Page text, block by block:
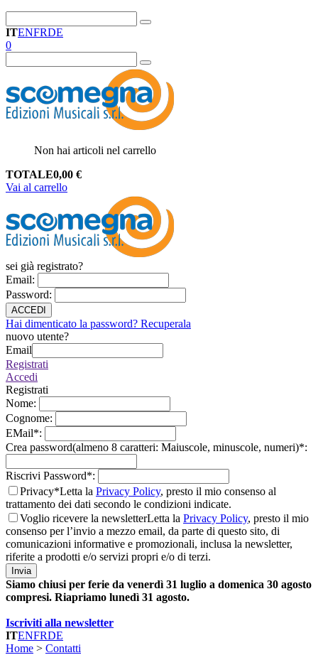
ITENFRDE
0
Non hai articoli nel carrello
TOTALE0,00 €
Vai al carrello
sei già registrato?
Email:
Password:
ACCEDI
Hai dimenticato la password? Recuperala
nuovo utente?
Email
Registrati
Accedi
Registrati
Nome:
Cognome:
EMail*:
Crea password(almeno 8 caratteri: Maiuscole, minuscole, numeri)*:
Riscrivi Password*:
Privacy*Letta la Privacy Policy, presto il mio consenso al
trattamento dei dati secondo le condizioni indicate.
Voglio ricevere la newsletterLetta la Privacy Policy, presto il mio
consenso per l’invio a mezzo email, da parte di questo sito, di
comunicazioni informative e promozionali, inclusa la newsletter,
riferite a prodotti e/o servizi propri e/o di terzi.
Invia
Siamo chiusi per ferie da venerdì 31 luglio a domenica 30 agosto
compresi. Riapriamo lunedì 31 agosto.
Iscriviti alla newsletter
ITENFRDE
Home > Contatti